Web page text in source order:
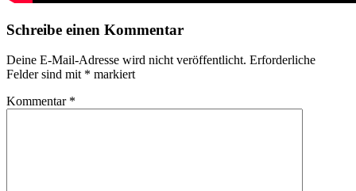
Schreibe einen Kommentar
Deine E-Mail-Adresse wird nicht veröffentlicht. Erforderliche
Felder sind mit * markiert
Kommentar *